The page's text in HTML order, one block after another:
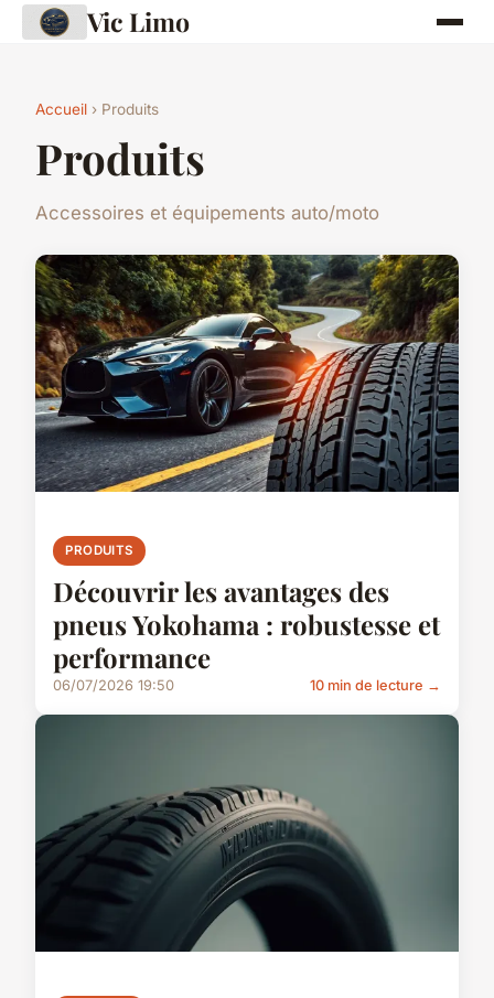
Vic Limo
Accueil › Produits
Produits
Accessoires et équipements auto/moto
PRODUITS
Découvrir les avantages des
pneus Yokohama : robustesse et
performance
06/07/2026 19:50 10 min de lecture →